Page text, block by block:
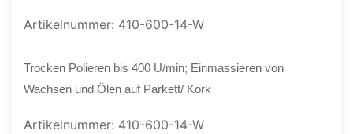
Artikelnummer: 410-600-14-W
Trocken Polieren bis 400 U/min; Einmassieren von
Wachsen und Ölen auf Parkett/ Kork
Artikelnummer: 410-600-14-W